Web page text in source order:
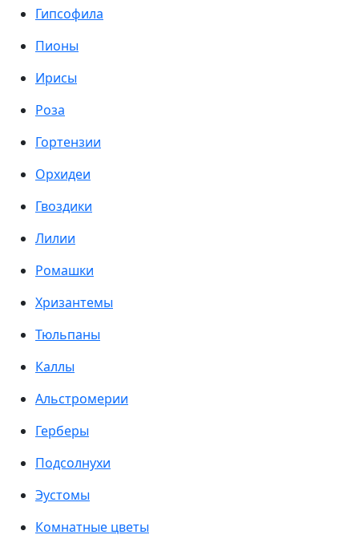
Гипсофила
Пионы
Ирисы
Роза
Гортензии
Орхидеи
Гвоздики
Лилии
Ромашки
Хризантемы
Тюльпаны
Каллы
Альстромерии
Герберы
Подсолнухи
Эустомы
Комнатные цветы